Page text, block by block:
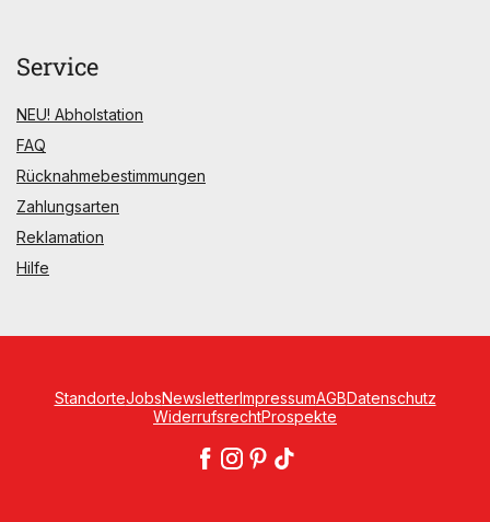
Service
NEU! Abholstation
FAQ
Rücknahmebestimmungen
Zahlungsarten
Reklamation
Hilfe
StandorteJobsNewsletterImpressumAGBDatenschutz
WiderrufsrechtProspekte